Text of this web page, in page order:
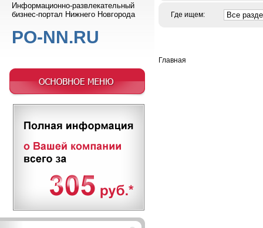
Где ищем:
Главная
Информационно-развлекательный
бизнес-портал Нижнего Новгорода
PO-NN.RU